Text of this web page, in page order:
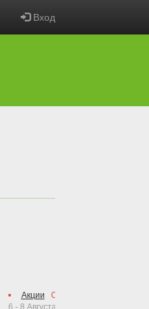
Вход
Акции Осталось
6 - 8 Августа 2026